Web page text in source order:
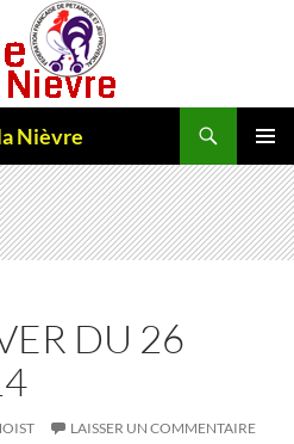
Nièvre
MENU
DU 26
LAISSER UN COMMENTAIRE